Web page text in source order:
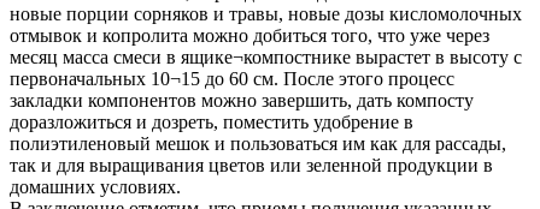
новые порции сорняков и травы, новые дозы кисло­молочных
отмывок и копролита можно добиться того, что уже через
месяц масса смеси в ящике¬компостнике вырастет в высоту с
первоначальных 10¬15 до 60 см. После этого процесс
закладки компонентов можно завершить, дать компосту
доразложиться и дозреть, поместить удобрение в
полиэтиленовый мешок и пользоваться им как для рассады,
так и для выращивания цветов или зеленной продукции в
домашних условиях.